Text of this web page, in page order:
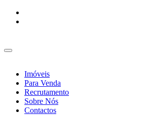
Imóveis
Para Venda
Recrutamento
Sobre Nós
Contactos